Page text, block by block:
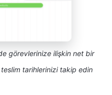
görevlerinize ilişkin net bir
tarihlerinizi takip edin